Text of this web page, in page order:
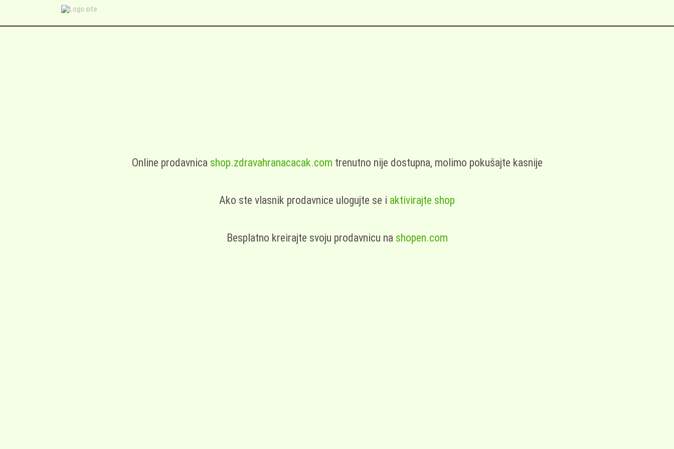
Online prodavnica shop.zdravahranacacak.com trenutno nije dostupna, molimo pokušajte kasnije
Ako ste vlasnik prodavnice ulogujte se i aktivirajte shop
Besplatno kreirajte svoju prodavnicu na shopen.com